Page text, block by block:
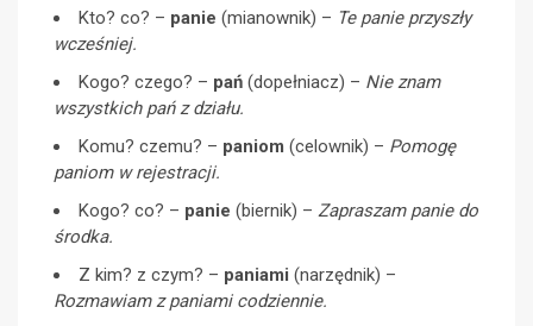
Kto? co? – panie (mianownik) – Te panie przyszły
wcześniej.
Kogo? czego? – pań (dopełniacz) – Nie znam
wszystkich pań z działu.
Komu? czemu? – paniom (celownik) – Pomogę
paniom w rejestracji.
Kogo? co? – panie (biernik) – Zapraszam panie do
środka.
Z kim? z czym? – paniami (narzędnik) –
Rozmawiam z paniami codziennie.